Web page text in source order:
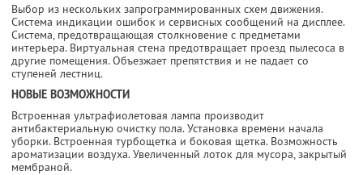
Выбор из нескольких запрограммированных схем движения.
Система индикации ошибок и сервисных сообщений на дисплее.
Система, предотвращающая столкновение с предметами
интерьера. Виртуальная стена предотвращает проезд пылесоса в
другие помещения. Объезжает препятствия и не падает со
ступеней лестниц.
НОВЫЕ ВОЗМОЖНОСТИ
Встроенная ультрафиолетовая лампа производит
антибактериальную очистку пола. Установка времени начала
уборки. Встроенная турбощетка и боковая щетка. Возможность
ароматизации воздуха. Увеличенный лоток для мусора, закрытый
мембраной.